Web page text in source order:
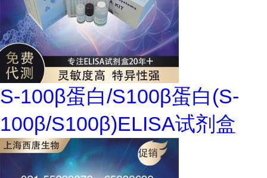
S-100β蛋白/S100β蛋白(S-
100β/S100β)ELISA试剂盒